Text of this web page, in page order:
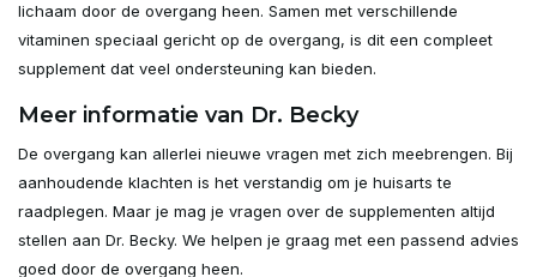
lichaam door de overgang heen. Samen met verschillende
vitaminen speciaal gericht op de overgang, is dit een compleet
supplement dat veel ondersteuning kan bieden.
Meer informatie van Dr. Becky
De overgang kan allerlei nieuwe vragen met zich meebrengen. Bij
aanhoudende klachten is het verstandig om je huisarts te
raadplegen. Maar je mag je vragen over de supplementen altijd
stellen aan Dr. Becky. We helpen je graag met een passend advies
goed door de overgang heen.